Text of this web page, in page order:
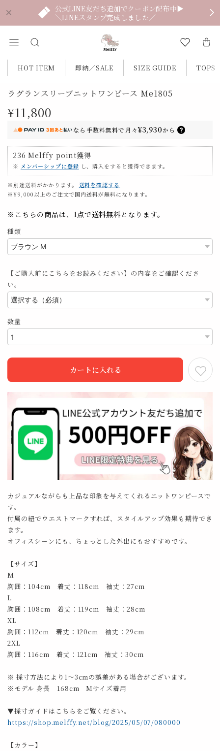
公式LINE友だち追加でクーポン配布中▶
＼LINEスタンプ完成しました／
HOT ITEM 即納／SALE SIZE GUIDE TOPS
ラグランスリーブニットワンピース Me1805
¥11,800
なら 手数料無料で 月々¥3,930から
236 Melffy point獲得
※ メンバーシップに登録 し、購入をすると獲得できます。
※別途送料がかかります。
送料を確認する
※¥9,000以上のご注文で国内送料が無料になります。
※こちらの商品は、1点で送料無料 となります。
種類
【ご購入前にこちらをお読みください】の内容をご確認くださ
い。
数量
カートに入れる
カジュアルながらも上品な印象を与えてくれるニットワンピースで
す。
付属の紐でウエストマークすれば、スタイルアップ効果も期待でき
ます。
オフィスシーンにも、ちょっとした外出にもおすすめです。
【サイズ】
M
胸囲：104cm 着丈：118cm 袖丈：27cm
L
胸囲：108cm 着丈：119cm 袖丈：28cm
XL
胸囲：112cm 着丈：120cm 袖丈：29cm
2XL
胸囲：116cm 着丈：121cm 袖丈：30cm
※ 採寸方法により1～3cmの誤差がある場合がございます。
※モデル 身長 168cm Mサイズ着用
▼採寸ガイドはこちらをご覧ください。
https://shop.melffy.net/blog/2025/05/07/080000
【カラー】